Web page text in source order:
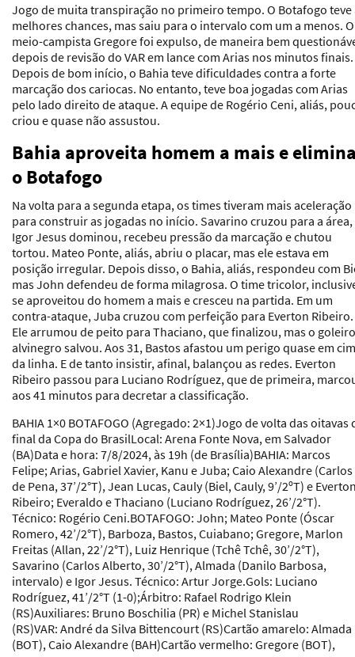
Jogo de muita transpiração no primeiro tempo. O Botafogo teve
melhores chances, mas saiu para o intervalo com um a menos. O
meio-campista Gregore foi expulso, de maneira bem
depois de revisão do VAR em lance com Arias nos minutos finais.
Depois de bom início, o Bahia teve dificuldades contra a forte
marcação dos cariocas. No entanto, teve boa jogadas com Arias
pelo lado direito de ataque. A equipe de Rogério Ceni, aliás,
criou e quase não assustou.
Bahia aproveita homem a mais e
o Botafogo
Na volta para a segunda etapa, os times tiveram mais aceleração
para construir as jogadas no início. Savarino cruzou para a área,
Igor Jesus dominou, recebeu pressão da marcação e chutou
tortou. Mateo Ponte, aliás, abriu o placar, mas ele estava em
posição irregular. Depois disso, o Bahia, aliás, respondeu com
mas John defendeu de forma milagrosa. O time tricolor,
se aproveitou do homem a mais e cresceu na partida. Em um
contra-ataque, Juba cruzou com perfeição para Everton Ribeiro.
Ele arrumou de peito para Thaciano, que finalizou, mas o goleiro
alvinegro salvou. Aos 31, Bastos afastou um perigo quase em
da linha. E de tanto insistir, afinal, balançou as redes. Everton
Ribeiro passou para Luciano Rodríguez, que de primeira,
aos 41 minutos para decretar a classificação.
BAHIA 1×0 BOTAFOGO (Agregado: 2×1)Jogo de volta das oitavas
final da Copa do BrasilLocal: Arena Fonte Nova, em Salvador
(BA)Data e hora: 7/8/2024, às 19h (de Brasília)BAHIA: Marcos
Felipe; Arias, Gabriel Xavier, Kanu e Juba; Caio Alexandre (Carlos
de Pena, 37’/2°T), Jean Lucas, Cauly (Biel, Cauly, 9’/2ºT) e
Ribeiro; Everaldo e Thaciano (Luciano Rodríguez, 26’/2°T).
Técnico: Rogério Ceni.BOTAFOGO: John; Mateo Ponte (Óscar
Romero, 42’/2°T), Barboza, Bastos, Cuiabano; Gregore, Marlon
Freitas (Allan, 22’/2°T), Luiz Henrique (Tchê Tchê, 30’/2°T),
Savarino (Carlos Alberto, 30’/2°T), Almada (Danilo Barbosa,
intervalo) e Igor Jesus. Técnico: Artur Jorge.Gols: Luciano
Rodríguez, 41’/2°T (1-0);Árbitro: Rafael Rodrigo Klein
(RS)Auxiliares: Bruno Boschilia (PR) e Michel Stanislau
(RS)VAR: André da Silva Bittencourt (RS)Cartão amarelo: Almada
(BOT), Caio Alexandre (BAH)Cartão vermelho: Gregore (BOT),